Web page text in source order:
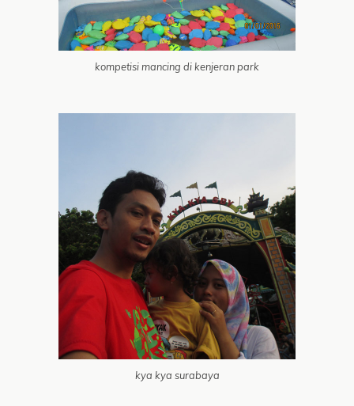
kompetisi mancing di kenjeran park
kya kya surabaya